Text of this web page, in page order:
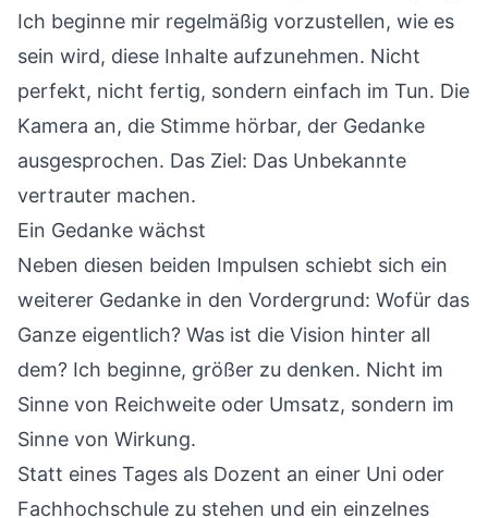
Ich beginne mir regelmäßig vorzustellen, wie es
sein wird, diese Inhalte aufzunehmen. Nicht
perfekt, nicht fertig, sondern einfach im Tun. Die
Kamera an, die Stimme hörbar, der Gedanke
ausgesprochen. Das Ziel: Das Unbekannte
vertrauter machen.
Ein Gedanke wächst
Neben diesen beiden Impulsen schiebt sich ein
weiterer Gedanke in den Vordergrund: Wofür das
Ganze eigentlich? Was ist die Vision hinter all
dem? Ich beginne, größer zu denken. Nicht im
Sinne von Reichweite oder Umsatz, sondern im
Sinne von Wirkung.
Statt eines Tages als Dozent an einer Uni oder
Fachhochschule zu stehen und ein einzelnes